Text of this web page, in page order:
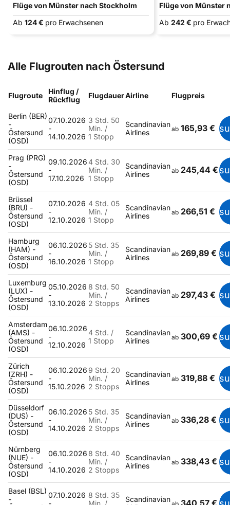
Flüge von Münster nach Stockholm
Ab 124 € pro Erwachsenen
Flüge von Münster
Ab 242 € pro
Alle Flugrouten nach Östersund
Flugroute
Hinflug /
Rückflug
FlugdauerAirline Flugpreis
Berlin (BER)
-
Östersund
(OSD)
07.10.2026
-
14.10.2026
3 Std. 50
Min. /
1 Stopp
Scandinavian
Airlines
ab 165,93 €
Prag (PRG)
-
Östersund
(OSD)
09.10.2026
-
17.10.2026
4 Std. 30
Min. /
1 Stopp
Scandinavian
Airlines
ab 245,44 €
Brüssel
(BRU) -
Östersund
(OSD)
07.10.2026
-
12.10.2026
4 Std. 05
Min. /
1 Stopp
Scandinavian
Airlines
ab 266,51 €
Hamburg
(HAM) -
Östersund
(OSD)
06.10.2026
-
16.10.2026
5 Std. 35
Min. /
1 Stopp
Scandinavian
Airlines
ab 269,89 €
Luxemburg
(LUX) -
Östersund
(OSD)
05.10.2026
-
13.10.2026
8 Std. 50
Min. /
2 Stopps
Scandinavian
Airlines
ab 297,43 €
Amsterdam
(AMS) -
Östersund
(OSD)
06.10.2026
-
12.10.2026
4 Std. /
1 Stopp
Scandinavian
Airlines
ab 300,69 €
Zürich
(ZRH) -
Östersund
(OSD)
06.10.2026
-
15.10.2026
9 Std. 20
Min. /
2 Stopps
Scandinavian
Airlines
ab 319,88 €
Düsseldorf
(DUS) -
Östersund
(OSD)
06.10.2026
-
14.10.2026
5 Std. 35
Min. /
2 Stopps
Scandinavian
Airlines
ab 336,28 €
Nürnberg
(NUE) -
Östersund
(OSD)
06.10.2026
-
14.10.2026
8 Std. 40
Min. /
2 Stopps
Scandinavian
Airlines
ab 338,43 €
Basel (BSL)
-
07.10.2026
-
8 Std. 35
Min. /
Scandinavian
340,57 €